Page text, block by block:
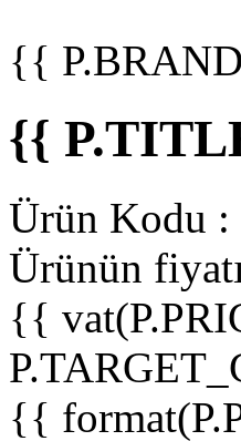
{{
{{
Ürün Kodu :
Ürünün
{{
{{